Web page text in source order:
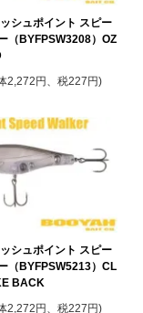
シュポイント スピー
（BYFPSW3208）OZ
2,272円、税227円)
シュポイント スピー
（BYFPSW5213）CL
BACK
2,272円、税227円)